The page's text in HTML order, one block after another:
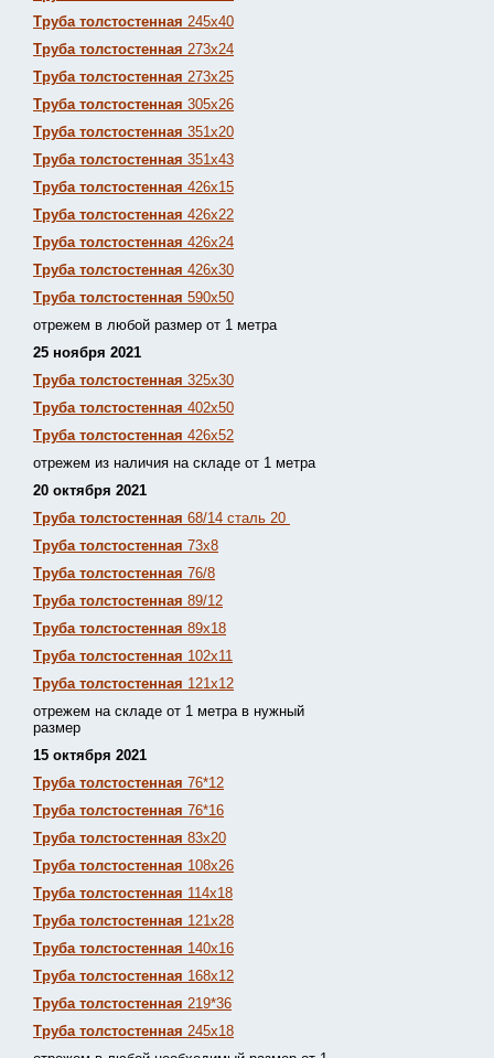
Труба толстостенная 245х40
Труба толстостенная 273х24
Труба толстостенная 273х25
Труба толстостенная 305х26
Труба толстостенная 351х20
Труба толстостенная 351х43
Труба толстостенная 426х15
Труба толстостенная 426х22
Труба толстостенная 426х24
Труба толстостенная 426х30
Труба толстостенная 590х50
отрежем в любой размер от 1 метра
25 ноября 2021
Труба толстостенная 325х30
Труба толстостенная 402х50
Труба толстостенная 426х52
отрежем из наличия на складе от 1 метра
20 октября 2021
Труба толстостенная 68/14 сталь 20
Труба толстостенная 73х8
Труба толстостенная 76/8
Труба толстостенная 89/12
Труба толстостенная 89х18
Труба толстостенная 102х11
Труба толстостенная 121х12
отрежем на складе от 1 метра в нужный
размер
15 октября 2021
Труба толстостенная 76*12
Труба толстостенная 76*16
Труба толстостенная 83х20
Труба толстостенная 108х26
Труба толстостенная 114х18
Труба толстостенная 121х28
Труба толстостенная 140х16
Труба толстостенная 168х12
Труба толстостенная 219*36
Труба толстостенная 245х18